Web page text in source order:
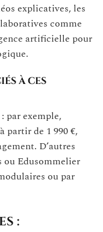
explicatives, les
comme
artificielle pour
à ces
par exemple,
partir de 1 990 €,
D’autres
ou Edusommelier
ou par
: